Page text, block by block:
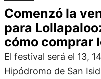
Comenzó la
para
cómo comprar
El festival será el 13,
Hipódromo de San